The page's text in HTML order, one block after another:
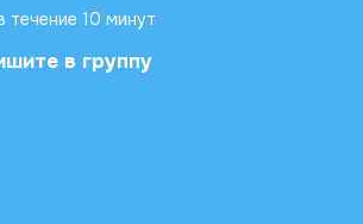
течение 10 минут
в группу